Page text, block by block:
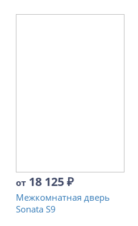
от 18 125₽
Межкомнатная дверь
Sonata S9